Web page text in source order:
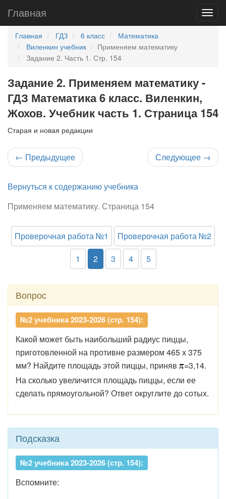
Главная
Главная ГДЗ 6 класс
Математика
Виленкин учебник
Применяем математику
Задание 2. Часть 1. Стр. 154
Задание 2. Применяем математику -
ГДЗ Математика 6 класс. Виленкин,
Жохов. Учебник часть 1. Страница 154
Старая и новая редакции
← Предыдущее Следующее →
Вернуться к содержанию учебника
Применяем математику. Страница 154
Проверочная работа №1
Проверочная работа №2
1
2 3 4 5
Вопрос
№2 учебника 2023-2026 (стр. 154):
Какой может быть наибольший радиус пиццы,
приготовленной на противне размером 465 х 375
мм? Найдите площадь этой пиццы, приняв
=3,14.
На сколько увеличится площадь пиццы, если ее
сделать прямоугольной? Ответ округлите до сотых.
Подсказка
№2 учебника 2023-2026 (стр. 154):
Вспомните: